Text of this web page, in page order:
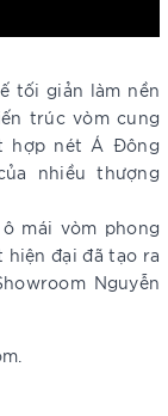
tối giản làm nền
trúc vòm cung
hợp nét Á Đông
nhiều thượng
mái vòm phong
hiện đại đã tạo ra
Nguyễn